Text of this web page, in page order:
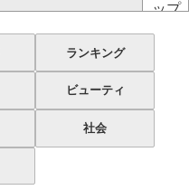
ップ
ランキング
ビューティ
社会